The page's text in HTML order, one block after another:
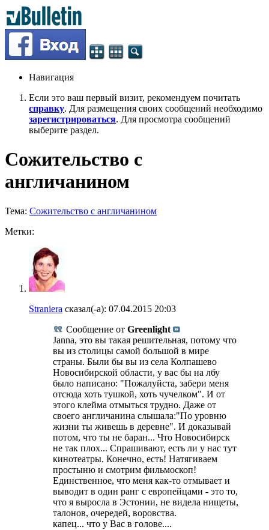
Навигация
Если это ваш первый визит, рекомендуем почитать
справку. Для размещения своих сообщений необходимо
зарегистрироваться. Для просмотра сообщений
выберите раздел.
Сожительство с
англичанином
Тема: Сожительство с англичанином
Метки:
Straniera сказал(-а): 07.04.2015 20:03
Сообщение от Greenlight
Janna, это вы такая решительная, потому что
вы из столицы самой большой в мире
страны. Были бы вы из села Колпашево
Новосибирской области, у вас бы на лбу
было написано: "Пожалуйста, забери меня
отсюда хоть тушкой, хоть чучелком". И от
этого клейма отмыться трудно. Даже от
своего англичанина слышала:"По уровню
жизни ты живешь в деревне". И доказывай
потом, что ты не баран... Что Новосибирск
не так плох... Спрашивают, есть ли у нас тут
кинотеатры. Конечно, есть! Натягиваем
простыню и смотрим фильмоскоп!
Единственное, что меня как-то отмывает и
выводит в один ранг с европейцами - это то,
что я выросла в Эстонии, не видела нищеты,
талонов, очередей, воровства.
капец... что у Вас в голове....